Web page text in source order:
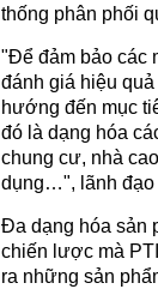
thống phân phối
"Để đảm bảo các
đánh giá hiệu
hướng đến mục
đó là dạng hóa
chung cư, nhà
dụng…", lãnh đạo
Đa dạng hóa sản
chiến lược mà
ra những sản